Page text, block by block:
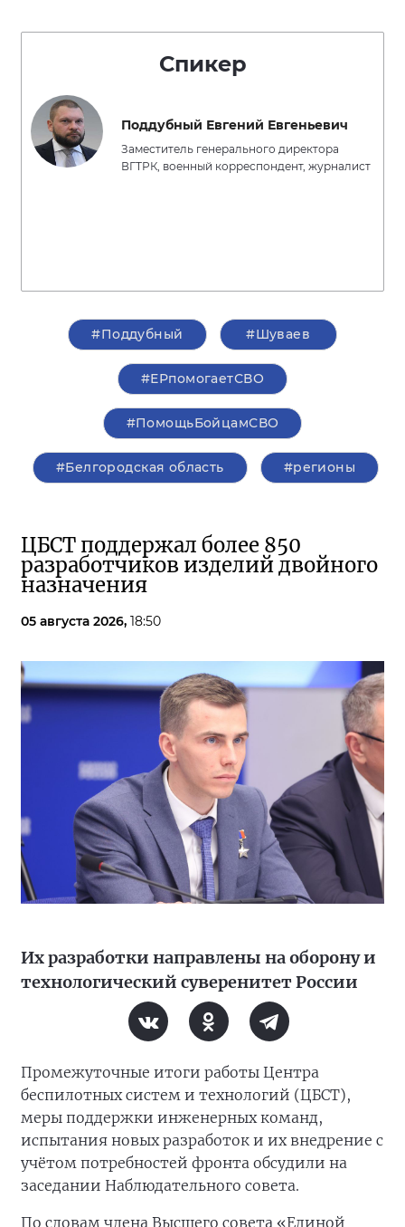
Спикер
Поддубный Евгений Евгеньевич
Заместитель генерального директора
ВГТРК, военный корреспондент, журналист
#Поддубный #Шуваев
#ЕРпомогаетСВО
#ПомощьБойцамСВО
#Белгородская область #регионы
ЦБСТ поддержал более 850
разработчиков изделий двойного
назначения
05 августа 2026, 18:50
Их разработки направлены на оборону и
технологический суверенитет России
Промежуточные итоги работы Центра
беспилотных систем и технологий (ЦБСТ),
меры поддержки инженерных команд,
испытания новых разработок и их внедрение с
учётом потребностей фронта обсудили на
заседании Наблюдательного совета.
По словам члена Высшего совета «Единой